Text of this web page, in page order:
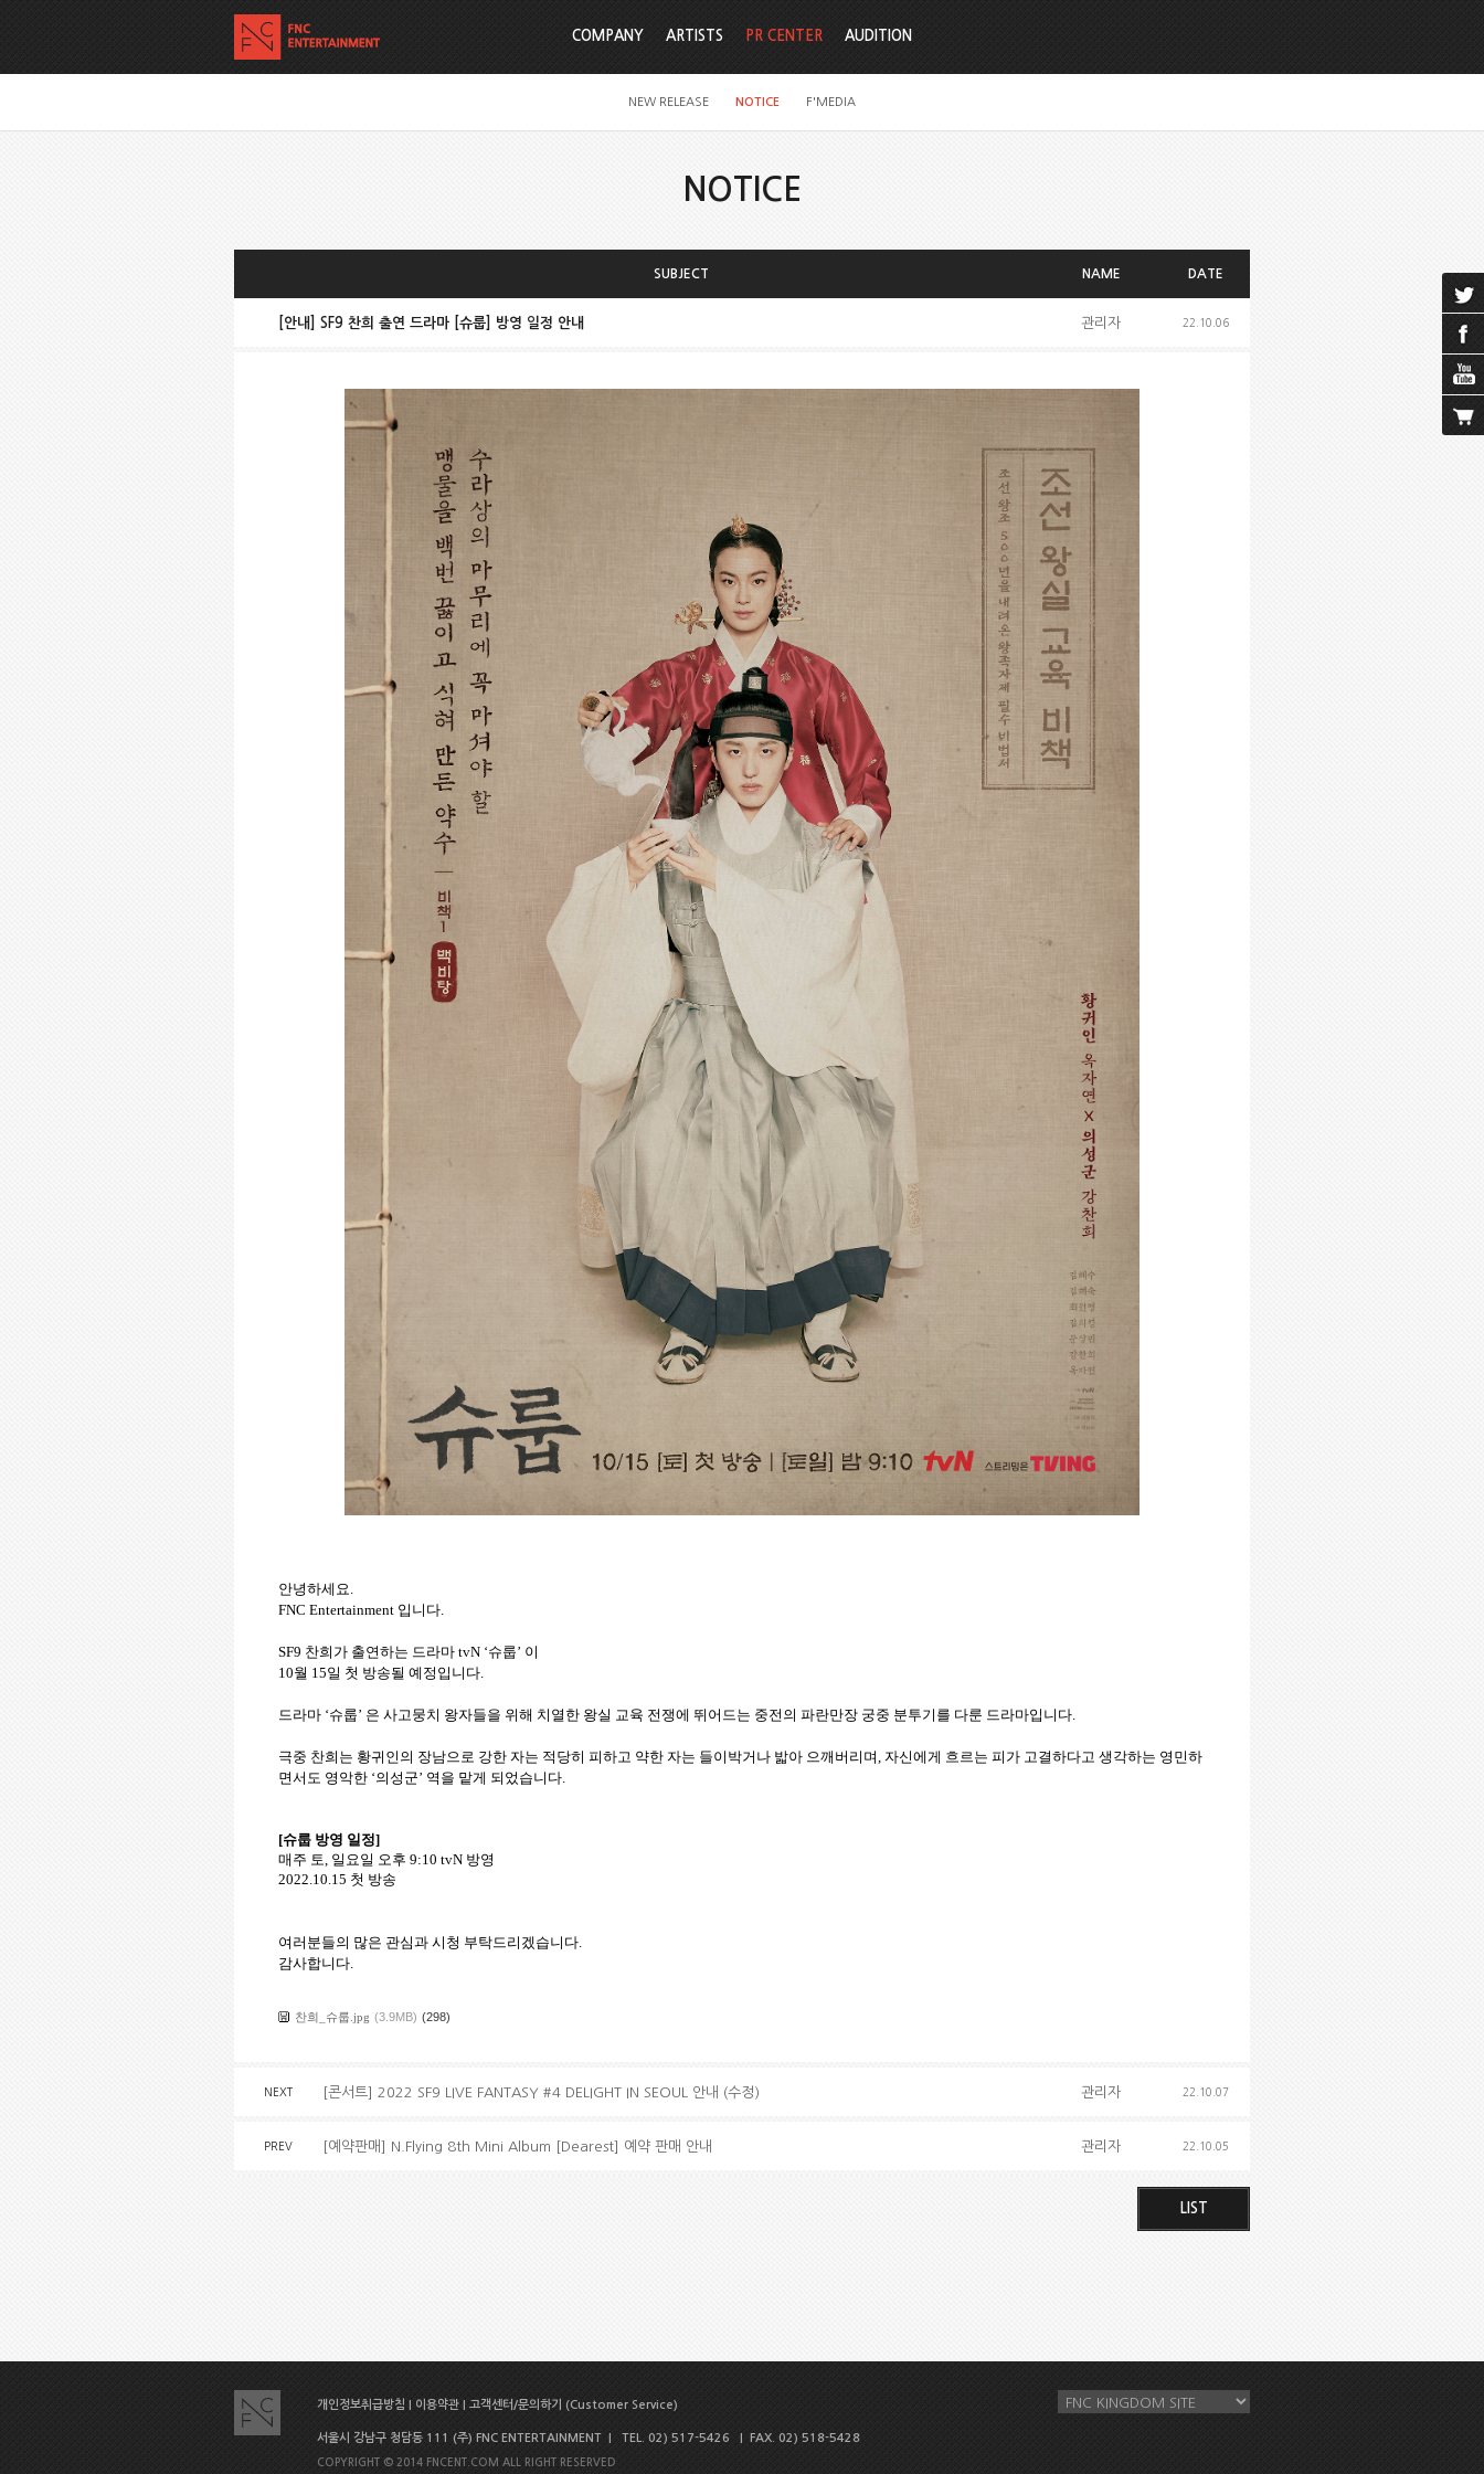
COMPANY ARTISTS PR CENTER
NEW RELEASE NOTICE F'MEDIA
AUDITION
NOTICE
SUBJECT NAME DATE
[안내] SF9 찬희 출연 드라마 [슈룹] 방영 일정 안내 관리자 22.10.06
안녕하세요
FNC Entertainment 입니다
SF9 찬희가 출연하는 드라마 tvN ‘슈룹’ 이
10월 15일 첫 방송될 예정입니다
드라마 ‘슈룹’ 은 사고뭉치 왕자들을 위해 치열한 왕실 교육 전쟁에 뛰어드는 중전의 파란만장 궁중 분투기를 다룬 드라마입니다
극중 찬희는 황귀인의 장남으로 강한 자는 적당히 피하고 약한 자는 들이박거나 밟아 으깨버리며 자신에게 흐르는 피가 고결하다고 생각하는 영민하
면서도 영악한 ‘의성군’ 역을 맡게 되었습니다
[슈룹 방영 일정]
매주 토 일요일 오후 9:10 tvN 방영
2022.10.15 첫 방송
여러분들의 많은 관심과 시청 부탁드리겠습니다
감사합니다
찬희_슈룹.jpg (3.9MB) (298)
NEXT [콘서트] 2022 SF9 LIVE FANTASY #4 DELIGHT IN SEOUL 안내 (수정) 관리자 22.10.07
PREV [예약판매] N.Flying 8th Mini Album [Dearest] 예약 판매 안내 관리자 22.10.05
LIST
개인정보취급방침 이용약관 고객센터/문의하기 (Customer Service)
서울시 강남구 청담동 111 (주) FNC ENTERTAINMENT | TEL. 02) 517-5426 | FAX. 02) 518-5428
COPYRIGHT © 2014 FNCENT.COM ALL RIGHT RESERVED